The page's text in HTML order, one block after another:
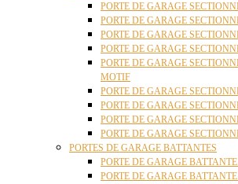
PORTE DE GARAGE
PORTE DE GARAGE
PORTE DE GARAGE
PORTE DE GARAGE
PORTE DE GARAGE
MOTIF
PORTE DE GARAGE
PORTE DE GARAGE
PORTE DE GARAGE
PORTE DE GARAGE
PORTES DE GARAGE BATTANTES
PORTE DE GARAGE
PORTE DE GARAGE